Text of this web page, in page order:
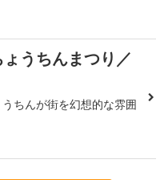
うちんまつり／
ちんが街を幻想的な雰囲